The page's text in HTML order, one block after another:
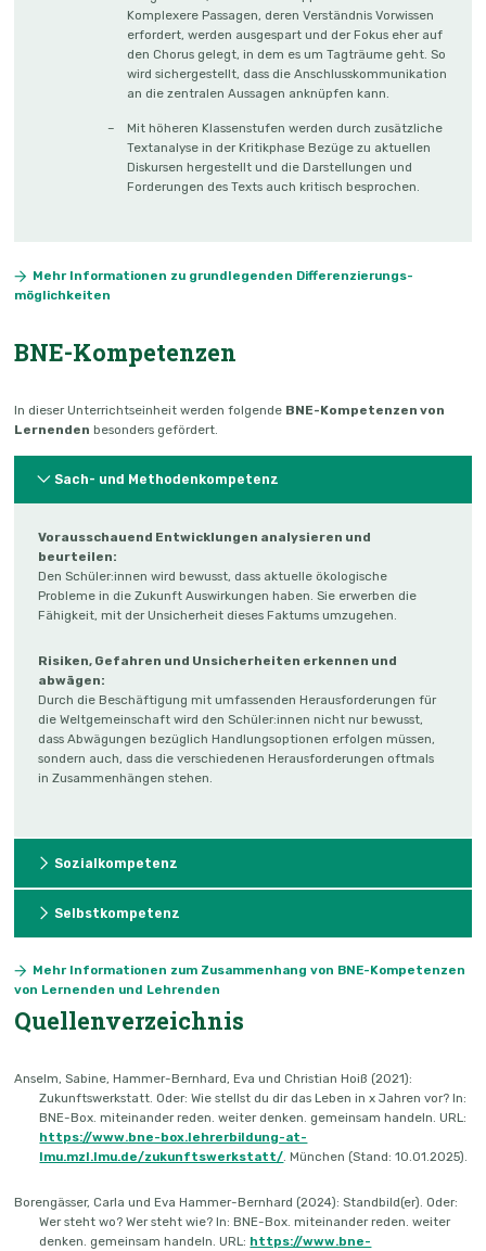
Komplexere Passagen, deren Verständnis Vorwissen
erfordert, werden ausgespart und der Fokus eher auf
den Chorus gelegt, in dem es um Tagträume geht. So
wird sichergestellt, dass die Anschlusskommunikation
an die zentralen Aussagen anknüpfen kann.
Mit höheren Klassenstufen werden durch zusätzliche
Textanalyse in der Kritikphase Bezüge zu aktuellen
Diskursen hergestellt und die Darstellungen und
Forderungen des Texts auch kritisch besprochen.
Mehr Informationen zu grundlegenden Differenzierungs­
möglichkeiten
BNE-Kompetenzen
In dieser Unterrichtseinheit werden folgende BNE-Kompetenzen von
Lernenden besonders gefördert.
Sach- und Methodenkompetenz
Vorausschauend Entwicklungen analysieren und
beurteilen:
Den Schüler:innen wird bewusst, dass aktuelle ökologische
Probleme in die Zukunft Auswirkungen haben. Sie erwerben die
Fähigkeit, mit der Unsicherheit dieses Faktums umzugehen.
Risiken, Gefahren und Unsicherheiten erkennen und
abwägen:
Durch die Beschäftigung mit umfassenden Herausforderungen für
die Weltgemeinschaft wird den Schüler:innen nicht nur bewusst,
dass Abwägungen bezüglich Handlungsoptionen erfolgen müssen,
sondern auch, dass die verschiedenen Herausforderungen oftmals
in Zusammenhängen stehen.
Sozialkompetenz
Selbstkompetenz
Mehr Informationen zum Zusammenhang von BNE-Kompetenzen
von Lernenden und Lehrenden
Quellenverzeichnis
Anselm, Sabine, Hammer-Bernhard, Eva und Christian Hoiß (2021):
Zukunftswerkstatt. Oder: Wie stellst du dir das Leben in x Jahren vor? In:
BNE-Box. miteinander reden. weiter denken. gemeinsam handeln. URL:
https://www.bne-box.lehrerbildung-at-
lmu.mzl.lmu.de/zukunftswerkstatt/. München (Stand: 10.01.2025).
Borengässer, Carla und Eva Hammer-Bernhard (2024): Standbild(er). Oder:
Wer steht wo? Wer steht wie? In: BNE-Box. miteinander reden. weiter
denken. gemeinsam handeln. URL: https://www.bne-